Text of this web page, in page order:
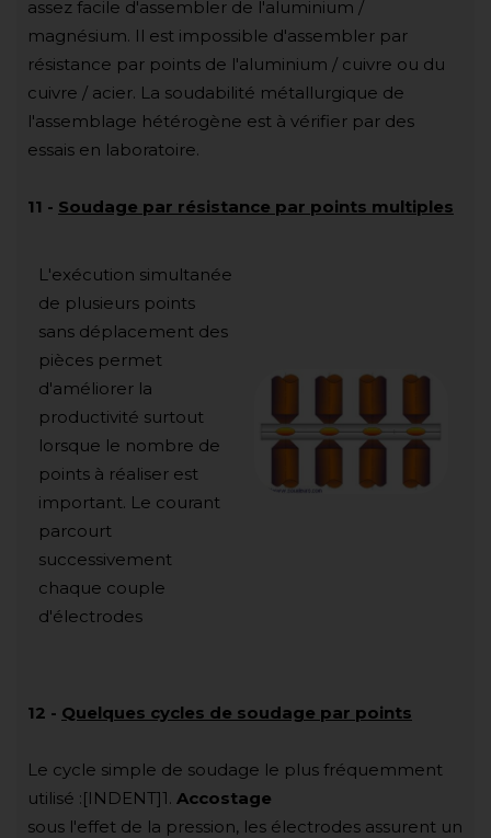
assez facile d'assembler de l'aluminium /
magnésium. Il est impossible d'assembler par
résistance par points de l'aluminium / cuivre ou du
cuivre / acier. La soudabilité métallurgique de
l'assemblage hétérogène est à vérifier par des
essais en laboratoire.
11 - Soudage par résistance par points multiples
L'exécution simultanée
de plusieurs points
sans déplacement des
pièces permet
d'améliorer la
productivité surtout
lorsque le nombre de
points à réaliser est
important. Le courant
parcourt
successivement
chaque couple
d'électrodes
12 - Quelques cycles de soudage par points
Le cycle simple de soudage le plus fréquemment
utilisé :[INDENT]1. Accostage
sous l'effet de la pression, les électrodes assurent un